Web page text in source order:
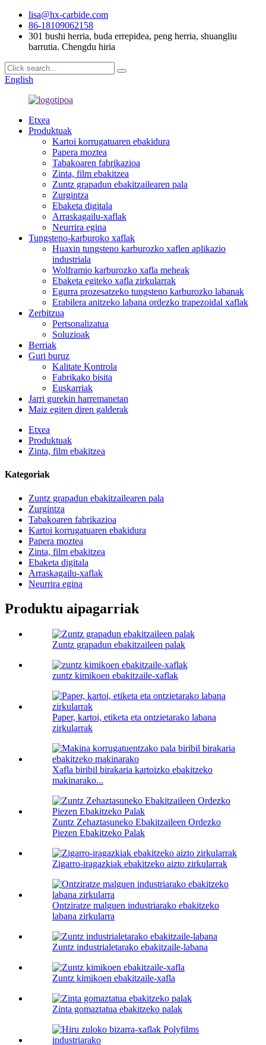
lisa@hx-carbide.com
86-18109062158
301 bushi herria, buda errepidea, peng herria, shuangliu
barrutia. Chengdu hiria
English
Etxea
Produktuak
Kartoi korrugatuaren ebakidura
Papera moztea
Tabakoaren fabrikazioa
Zinta, film ebakitzea
Zuntz grapadun ebakitzailearen pala
Zurgintza
Ebaketa digitala
Arraskagailu-xaflak
Neurrira egina
Tungsteno-karburoko xaflak
Huaxin tungsteno karburozko xaflen aplikazio
industriala
Wolframio karburozko xafla meheak
Ebaketa egiteko xafla zirkularrak
Egurra prozesatzeko tungsteno karburozko labanak
Erabilera anitzeko labana ordezko trapezoidal xaflak
Zerbitzua
Pertsonalizatua
Soluzioak
Berriak
Guri buruz
Kalitate Kontrola
Fabrikako bisita
Euskarriak
Jarri gurekin harremanetan
Maiz egiten diren galderak
Etxea
Produktuak
Zinta, film ebakitzea
Kategoriak
Zuntz grapadun ebakitzailearen pala
Zurgintza
Tabakoaren fabrikazioa
Kartoi korrugatuaren ebakidura
Papera moztea
Zinta, film ebakitzea
Ebaketa digitala
Arraskagailu-xaflak
Neurrira egina
Produktu aipagarriak
Zuntz grapadun ebakitzaileen palak
zuntz kimikoen ebakitzaile-xaflak
Paper, kartoi, etiketa eta ontzietarako labana
zirkularrak
Xafla biribil birakaria kartoizko ebakitzeko
makinarako...
Zuntz Zehaztasuneko Ebakitzaileen Ordezko
Piezen Ebakitzeko Palak
Zigarro-iragazkiak ebakitzeko aizto zirkularrak
Ontziratze malguen industriarako ebakitzeko
labana zirkularra
Zuntz industrialetarako ebakitzaile-labana
Zuntz kimikoen ebakitzaile-xafla
Zinta gomaztatua ebakitzeko palak